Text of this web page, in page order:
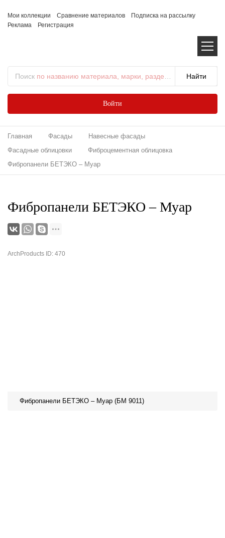
Мои коллекции Сравнение материалов
Подписка на рассылку
Реклама
Регистрация
Поиск по названию материала, марки, раздела...
Войти
Главная Фасады
Навесные фасады
Фасадные облицовки
Фиброцементная облицовка
Фибропанели БЕТЭКО – Муар
Фибропанели БЕТЭКО – Муар
ArchProducts ID: 470
Фибропанели БЕТЭКО – Муар (БМ 9011)